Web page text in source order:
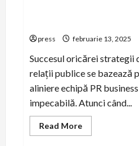
press februarie 13, 2025
Succesul oricărei strategii
relații publice se bazează
aliniere echipă PR business
impecabilă. Atunci când...
Read MoreRead
more